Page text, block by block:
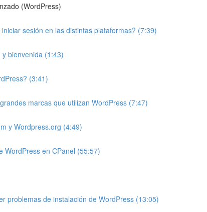
(WordPress)
sesión en las distintas plataformas? (7:39)
bienvenida (1:43)
(3:41)
marcas que utilizan WordPress (7:47)
y Wordpress.org (4:49)
WordPress en CPanel (55:57)
problemas de instalación de WordPress (13:05)